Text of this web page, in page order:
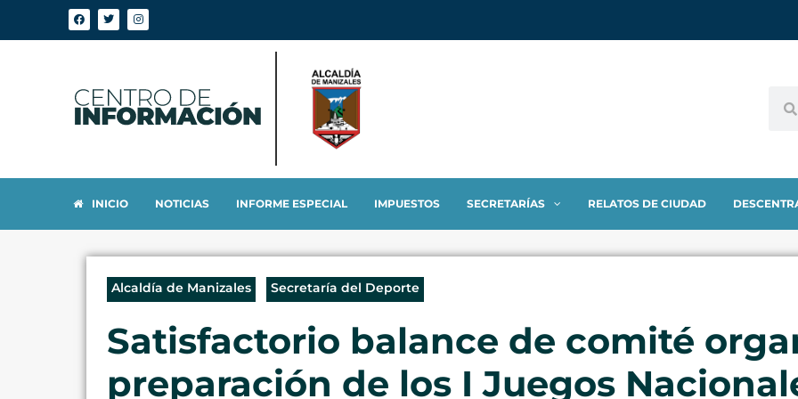
INICIO NOTICIAS INFORME ESPECIAL IMPUESTOS SECRETARÍAS RELATOS DE CIUDAD
Alcaldía de Manizales Secretaría del Deporte
Satisfactorio balance de comité
preparación de los I Juegos